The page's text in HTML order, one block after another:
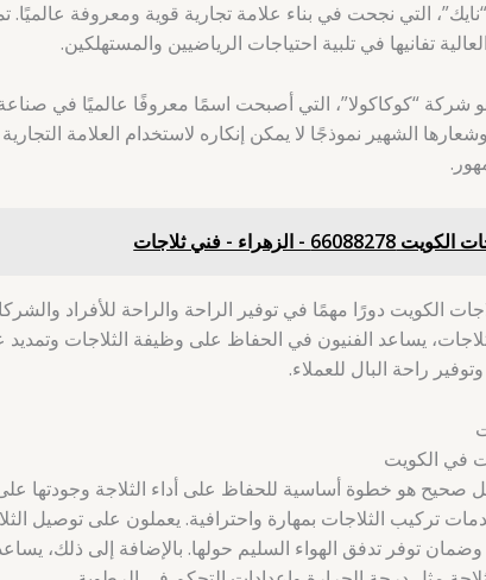
التي نجحت في بناء علامة تجارية قوية ومعروفة عالميًا.
تفانيها في تلبية احتياجات الرياضيين والمستهلكين.
شركة “كوكاكولا”، التي أصبحت اسمًا معروفًا عالميًا في
الشهير نموذجًا لا يمكن إنكاره لاستخدام العلامة
- الزهراء - فني ثلاجات
الكويت دورًا مهمًا في توفير الراحة والراحة للأفراد
يساعد الفنيون في الحفاظ على وظيفة الثلاجات
راحة البال للعملاء.
في الكويت
صحيح هو خطوة أساسية للحفاظ على أداء الثلاجة وجودتها
تركيب الثلاجات بمهارة واحترافية. يعملون على توصيل
وضمان توفر تدفق الهواء السليم حولها. بالإضافة إلى ذلك،